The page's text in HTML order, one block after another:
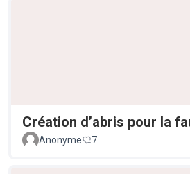
Création d’abris pour la
Anonyme
7